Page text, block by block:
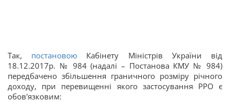
Так, постановою Кабінету Міністрів України від
18.12.2017р. № 984 (надалі – Постанова КМУ № 984)
передбачено збільшення граничного розміру річного
доходу, при перевищенні якого застосування РРО є
обов'язковим: